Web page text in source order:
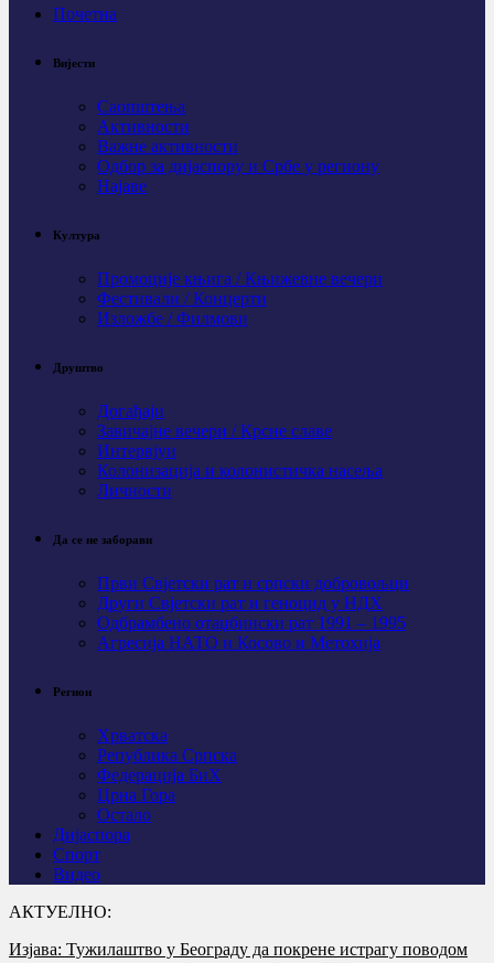
Почетна
Вијести
Саопштења
Активности
Важне активности
Одбор за дијаспору и Србе у региону
Најаве
Култура
Промоције књига / Књижевне вечери
Фестивали / Концерти
Изложбе / Филмови
Друштво
Догађаји
Завичајне вечери / Крсне славе
Интервјуи
Колонизација и колонистичка насеља
Личности
Да се не заборави
Први Свјeтски рат и српски добровољци
Други Свјетски рат и геноцид у НДХ
Одбрамбено отаџбински рат 1991 – 1995
Агресија НАТО и Косово и Метохија
Регион
Хрватска
Република Српска
Федерација БиХ
Црна Гора
Остало
Дијаспора
Спорт
Видео
АКТУЕЛНО:
Изјава: Тужилаштво у Београду да покрене истрагу поводом